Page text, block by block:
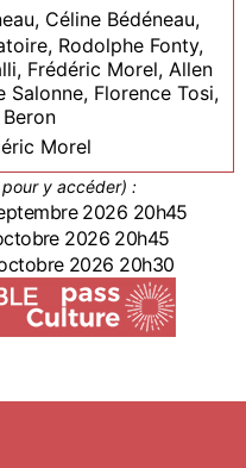
Céline Bédéneau,
Rodolphe Fonty,
Frédéric Morel, Allen
Salonne, Florence Tosi,
Morel
y accéder) :
2026 20h45
2026 20h45
2026 20h30